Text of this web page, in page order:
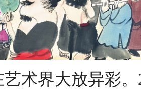
术界大放异彩